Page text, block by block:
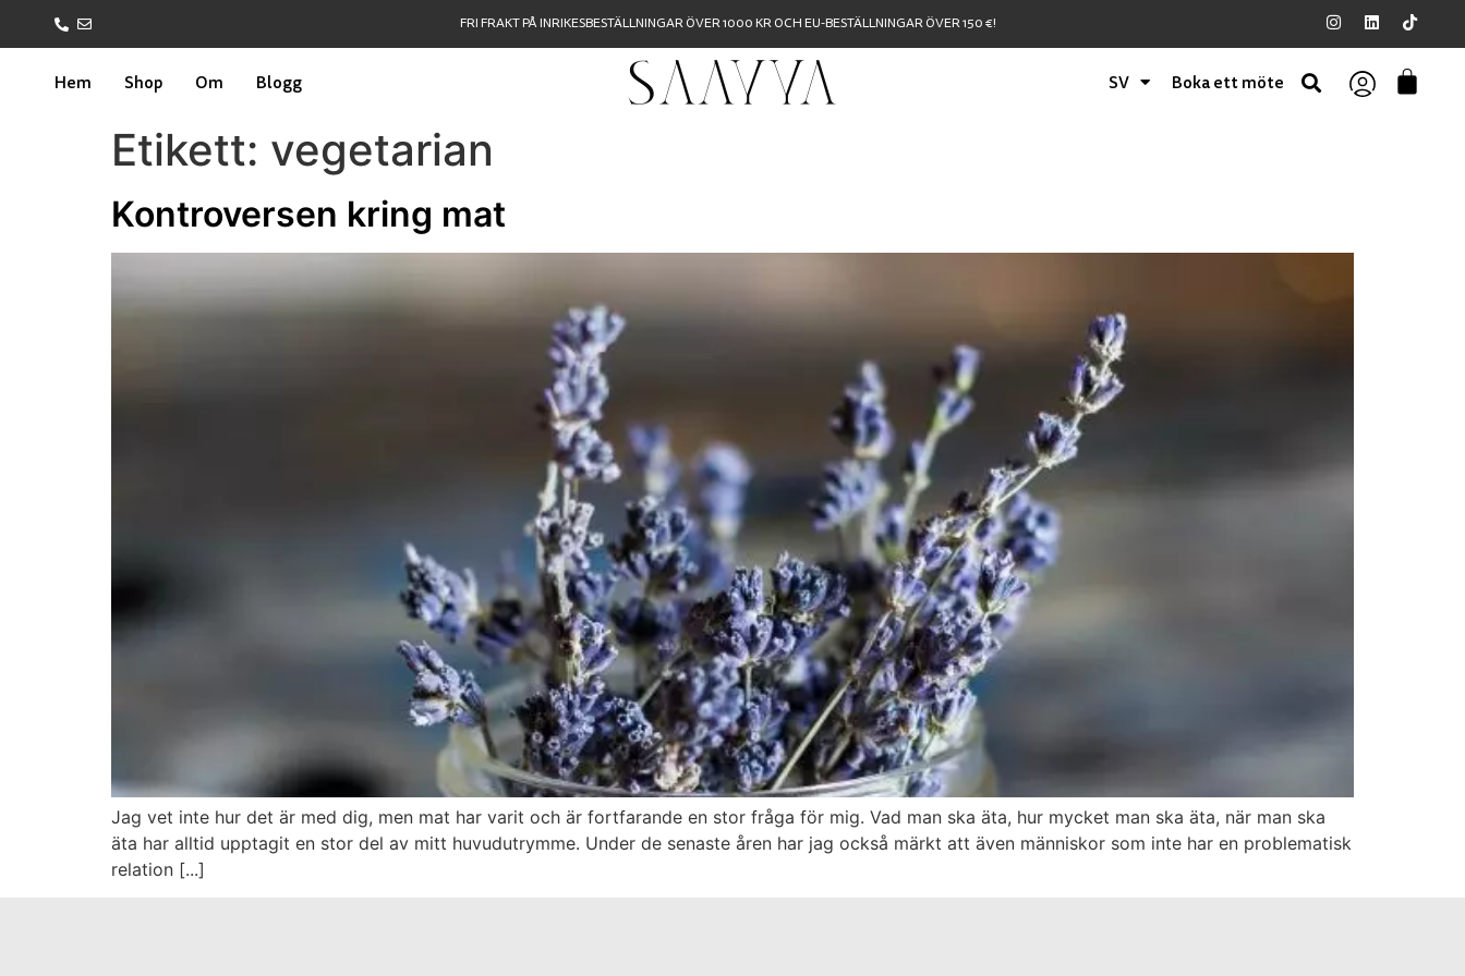
FRI FRAKT PÅ INRIKESBESTÄLLNINGAR ÖVER 1000 KR OCH EU-BESTÄLLNINGAR ÖVER 150 €!
Hem Shop Om Blogg SV Boka ett möte
Etikett: vegetarian
Kontroversen kring mat
Jag vet inte hur det är med dig, men mat har varit och är fortfarande en stor fråga för mig. Vad man ska äta, hur mycket man ska äta, när man ska
äta har alltid upptagit en stor del av mitt huvudutrymme. Under de senaste åren har jag också märkt att även människor som inte har en problematisk
relation [...]